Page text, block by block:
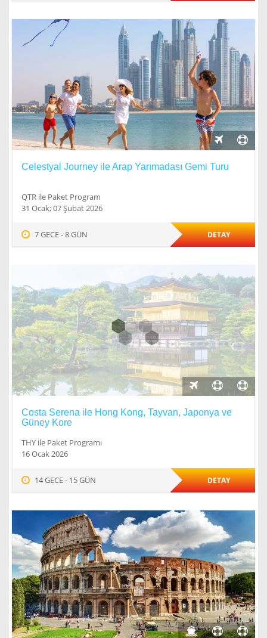
Celestyal Journey ile Arap Yarımadası Gemi Turu
QTR ile Paket Program
31 Ocak; 07 Şubat 2026
7 GECE - 8 GÜN DETAY
Costa Serena ile Hong Kong, Tayvan, Japonya ve
Güney Kore
THY ile Paket Programı
16 Ocak 2026
14 GECE - 15 GÜN DETAY